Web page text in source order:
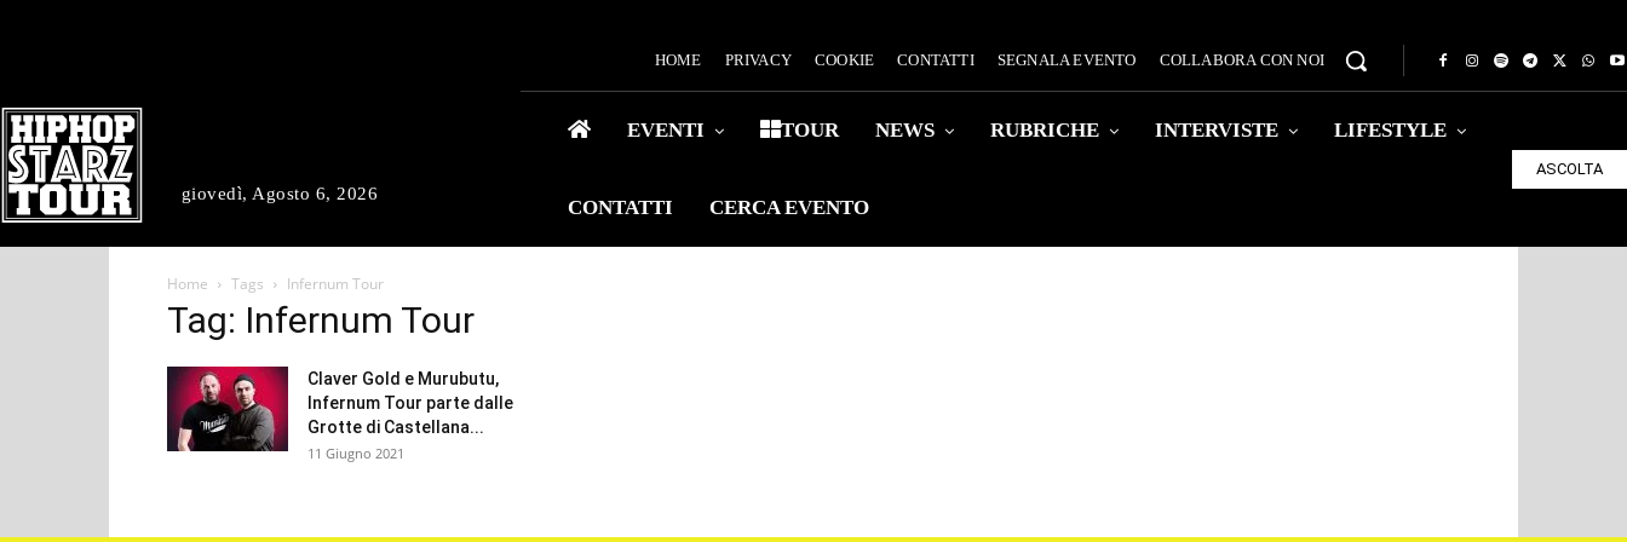
giovedì, Agosto 6, 2026
HOME PRIVACY COOKIE CONTATTI SEGNALA EVENTO COLLABORA CON NOI
EVENTI TOUR NEWS RUBRICHE INTERVISTE LIFESTYLE
CONTATTI CERCA EVENTO
ASCOLTA
Home Tags Infernum Tour
Tag: Infernum Tour
Claver Gold e Murubutu,
Infernum Tour parte dalle
Grotte di Castellana...
11 Giugno 2021